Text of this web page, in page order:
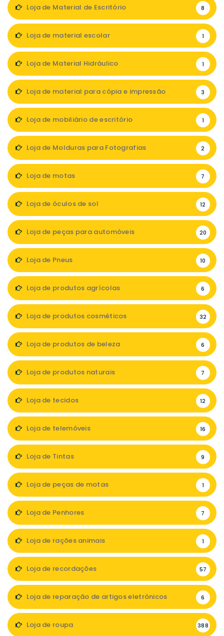
Loja de Material de Escritório 8
Loja de material escolar 1
Loja de Material Hidráulico 1
Loja de material para cópia e impressão 3
Loja de mobiliário de escritório 1
Loja de Molduras para Fotografias 2
Loja de motas 7
Loja de óculos de sol 12
Loja de peças para automóveis 20
Loja de Pneus 10
Loja de produtos agrícolas 6
Loja de produtos cosméticos 32
Loja de produtos de beleza 6
Loja de produtos naturais 7
Loja de tecidos 12
Loja de telemóveis 16
Loja de Tintas 9
Loja de peças de motas 1
Loja de Penhores 7
Loja de rações animais 1
Loja de recordações 57
Loja de reparação de artigos eletrónicos 6
Loja de roupa 388